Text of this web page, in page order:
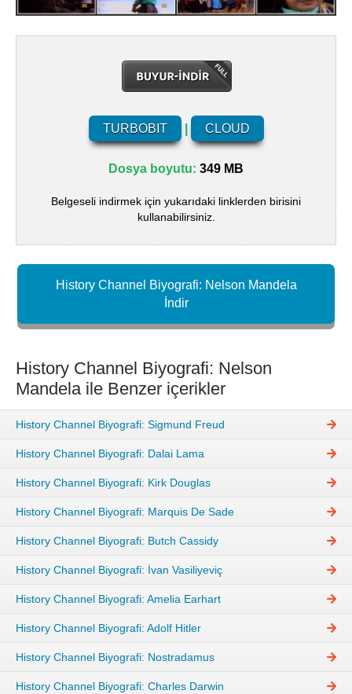
TURBOBIT CLOUD
Dosya boyutu: 349 MB
Belgeseli indirmek için yukarıdaki linklerden birisini
kullanabilirsiniz.
History Channel Biyografi: Nelson Mandela
İndir
History Channel Biyografi: Nelson
Mandela ile Benzer içerikler
History Channel Biyografi: Sigmund Freud
History Channel Biyografi: Dalai Lama
History Channel Biyografi: Kirk Douglas
History Channel Biyografi: Marquis De Sade
History Channel Biyografi: Butch Cassidy
History Channel Biyografi: İvan Vasiliyeviç
History Channel Biyografi: Amelia Earhart
History Channel Biyografi: Adolf Hitler
History Channel Biyografi: Nostradamus
History Channel Biyografi: Charles Darwin